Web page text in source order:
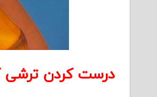
درست کردن ترشی